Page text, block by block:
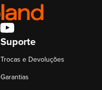
Suporte
Trocas e Devoluções
Garantias